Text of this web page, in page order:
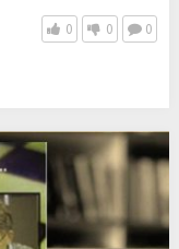
0 0 0